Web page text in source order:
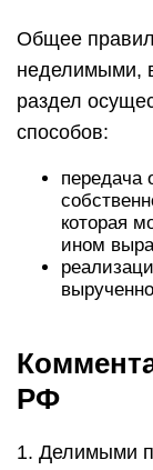
Общее
неделимыми,
раздел
способов:
передача
которая
ином
РФ
1. Делимыми